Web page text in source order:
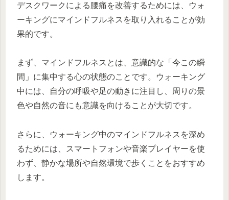
デスクワークによる腰痛を改善するためには、ウォ
ーキングにマインドフルネスを取り入れることが効
果的です。
まず、マインドフルネスとは、意識的な「今この瞬
間」に集中する心の状態のことです。ウォーキング
中には、自分の呼吸や足の動きに注目し、周りの景
色や自然の音にも意識を向けることが大切です。
さらに、ウォーキング中のマインドフルネスを深め
るためには、スマートフォンや音楽プレイヤーを使
わず、静かな場所や自然環境で歩くことをおすすめ
します。